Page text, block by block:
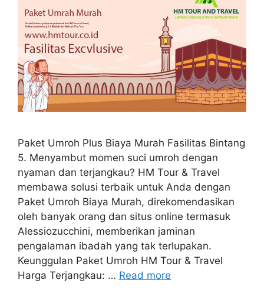
Paket Umroh Plus Biaya Murah Fasilitas Bintang
5. Menyambut momen suci umroh dengan
nyaman dan terjangkau? HM Tour & Travel
membawa solusi terbaik untuk Anda dengan
Paket Umroh Biaya Murah, direkomendasikan
oleh banyak orang dan situs online termasuk
Alessiozucchini, memberikan jaminan
pengalaman ibadah yang tak terlupakan.
Keunggulan Paket Umroh HM Tour & Travel
Harga Terjangkau: … Read more